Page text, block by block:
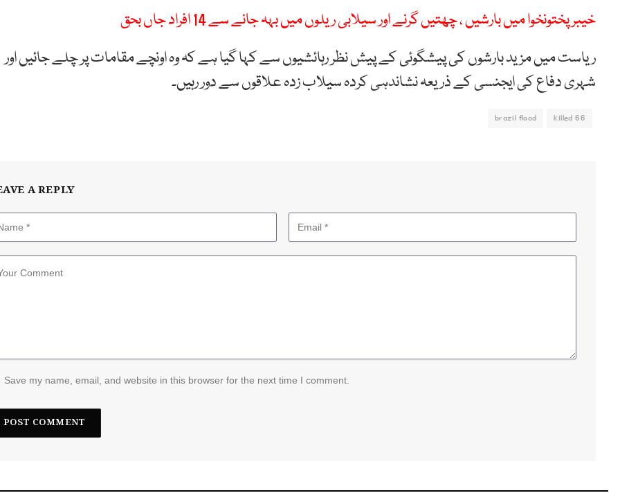
خیبر پختونخوا میں بارشیں ، چھتیں گرنے اور سیلابی ریلوں میں بہہ جانے سے 14 افراد جاں بحق
ریاست میں مزید بارشوں کی پیشگوئی کے پیش نظر رہائشیوں سے کہا گیا ہے کہ وہ اونچے مقامات پر چلے جائیں اور
شہری دفاع کی ایجنسی کے ذریعہ نشاندہی کردہ سیلاب زدہ علاقوں سے دور رہیں۔
66 killed
brazil flood
A REPLY
Save my name, email, and website in this browser for the next time I comment.